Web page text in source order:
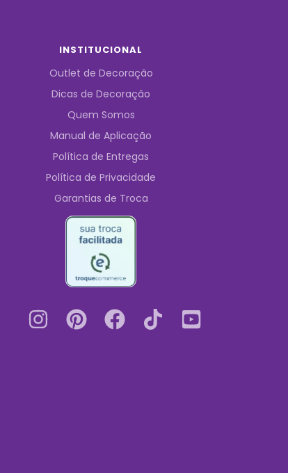
INSTITUCIONAL
Outlet de Decoração
Dicas de Decoração
Quem Somos
Manual de Aplicação
Política de Entregas
Política de Privacidade
Garantias de Troca